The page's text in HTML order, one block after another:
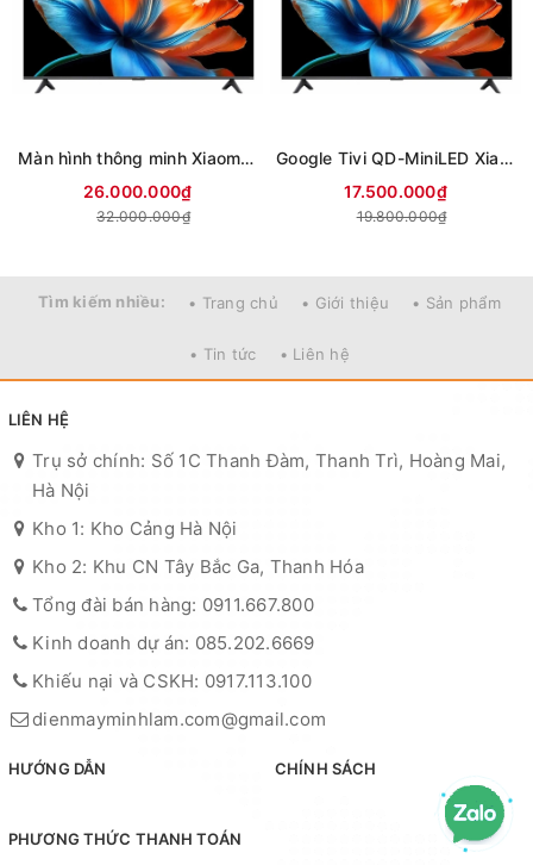
Màn hình thông minh Xiaomi 4K 85 inch Smart Display S L85MC-STWN (Mới 2026)
26.000.000₫
32.000.000₫
Google Tivi QD-MiniLED Xiaomi S 4K 75 inch L75MC-SSEA (Mới 2026)
17.500.000₫
19.800.000₫
Tìm kiếm nhiều: • Trang chủ • Giới thiệu • Sản phẩm
• Tin tức • Liên hệ
LIÊN HỆ
Trụ sở chính: Số 1C Thanh Đàm, Thanh Trì, Hoàng Mai,
Hà Nội
Kho 1: Kho Cảng Hà Nội
Kho 2: Khu CN Tây Bắc Ga, Thanh Hóa
Tổng đài bán hàng: 0911.667.800
Kinh doanh dự án: 085.202.6669
Khiếu nại và CSKH: 0917.113.100
dienmayminhlam.com@gmail.com
HƯỚNG DẪN CHÍNH SÁCH
PHƯƠNG THỨC THANH TOÁN